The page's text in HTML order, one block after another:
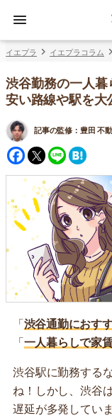
イエプラ イエプラコラム
渋谷勤務の一人
安い路線や駅を大
記事の監修： 豊田 不
Facebook
Twitter
Line
「 渋谷通勤におす
「 一人暮らしで家
渋谷駅に勤務する
ね！しかし、渋谷
遅延が多発してい